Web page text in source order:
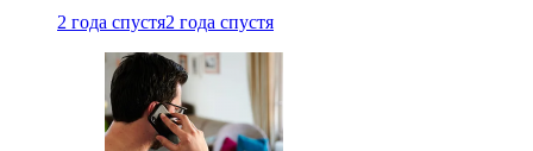
2 года спустя2 года спустя